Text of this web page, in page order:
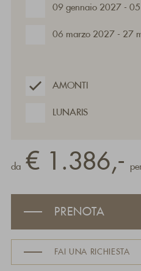
09 gennaio 2027 -
06 marzo 2027 - 27
AMONTI
LUNARIS
da € 1.386,-
PRENOTA
FAI UNA RICHIESTA